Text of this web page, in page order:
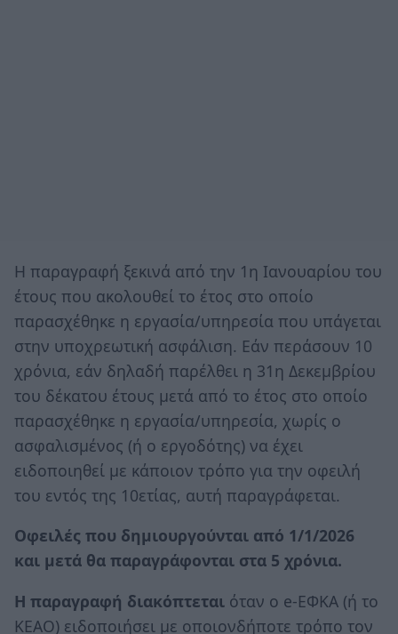
Η παραγραφή ξεκινά από την 1η Ιανουαρίου του
έτους που ακολουθεί το έτος στο οποίο
παρασχέθηκε η εργασία/υπηρεσία που υπάγεται
στην υποχρεωτική ασφάλιση. Εάν περάσουν 10
χρόνια, εάν δηλαδή παρέλθει η 31η Δεκεμβρίου
του δέκατου έτους μετά από το έτος στο οποίο
παρασχέθηκε η εργασία/υπηρεσία, χωρίς ο
ασφαλισμένος (ή ο εργοδότης) να έχει
ειδοποιηθεί με κάποιον τρόπο για την οφειλή
του εντός της 10ετίας, αυτή παραγράφεται.
Οφειλές που δημιουργούνται από 1/1/2026
και μετά θα παραγράφονται στα 5 χρόνια.
Η παραγραφή διακόπτεται όταν ο e-ΕΦΚΑ (ή το
ΚΕΑΟ) ειδοποιήσει με οποιονδήποτε τρόπο τον